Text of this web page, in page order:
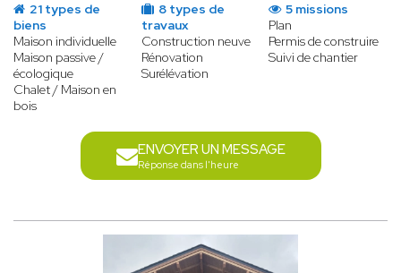
21 types de
biens
Maison individuelle
Maison passive /
écologique
Chalet / Maison en
bois
8 types de
travaux
Construction neuve
Rénovation
Surélévation
5 missions
Plan
Permis de construire
Suivi de chantier
ENVOYER UN MESSAGE
Réponse dans l'heure